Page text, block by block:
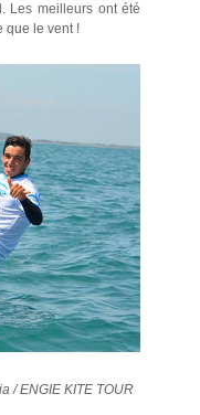
Les meilleurs ont été
que le vent !
/ ENGIE KITE TOUR